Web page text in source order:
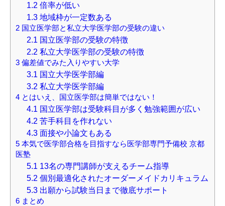
1.2 倍率が低い
1.3地域枠が一定数ある
2 国立医学部と私立大学医学部の受験の違い
2.1 国立医学部の受験の特徴
2.2 私立大学医学部の受験の特徴
3 偏差値でみた入りやすい大学
3.1 国立大学医学部編
3.2 私立大学医学部編
4 とはいえ、国立医学部は簡単ではない！
4.1 国立医学部は受験科目が多く勉強範囲が広い
4.2 苦手科目を作れない
4.3面接や小論文もある
5 本気で医学部合格を目指すなら医学部専門予備校 京都
医塾
5.1 13名の専門講師が支えるチーム指導
5.2 個別最適化されたオーダーメイドカリキュラム
5.3出願から試験当日まで徹底サポート
6 まとめ